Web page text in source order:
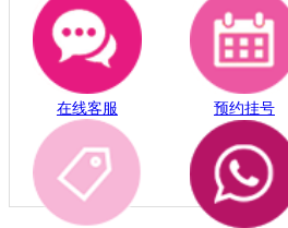
在线客服 预约挂号